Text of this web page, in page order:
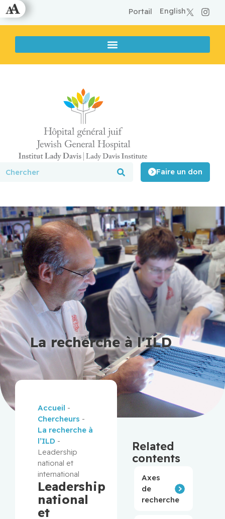
English
Portail
Faire un don
La recherche à l'ILD
Accueil -
Chercheurs -
La recherche à
l’ILD -
Leadership
national et
international
Leadership
national
et
Related
contents
Axes
de
recherche